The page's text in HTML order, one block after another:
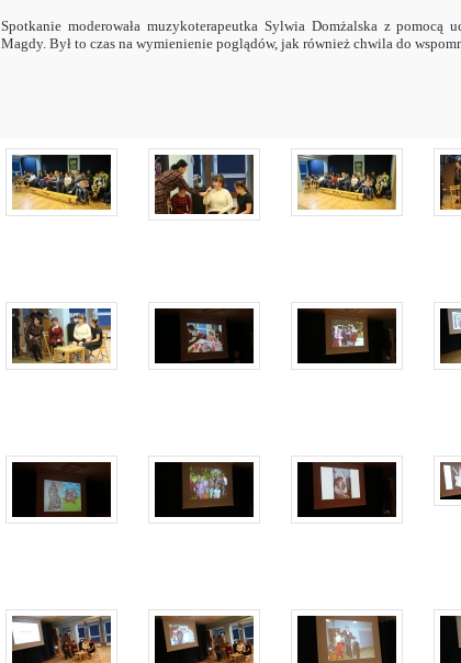
Spotkanie moderowała muzykoterapeutka Sylwia Domżalska z
Magdy. Był to czas na wymienienie poglądów, jak również chwila do